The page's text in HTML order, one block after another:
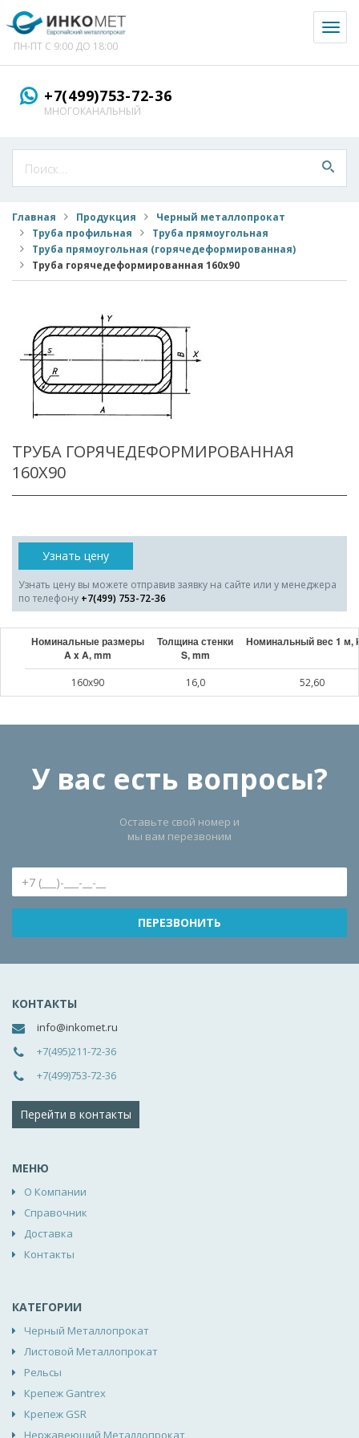
ПН-ПТ С 9:00 ДО 18:00
+7(499)753-72-36
МНОГОКАНАЛЬНЫЙ
Главная Продукция
Черный металлопрокат
Труба профильная
Труба прямоугольная
Труба прямоугольная (горячедеформированная)
Труба горячедеформированная 160x90
ТРУБА ГОРЯЧЕДЕФОРМИРОВАННАЯ
160X90
Узнать цену
Узнать цену вы можете отправив заявку на сайте или у менеджера
по телефону +7(499) 753-72-36
Номинальные размеры
A x A, mm
Толщина стенки
S, mm
Номинальный веc 1 м,
160x90 16,0 52,60
У вас есть вопросы?
Оставьте свой номер и
мы вам перезвоним
КОНТАКТЫ
info@inkomet.ru
+7(495)211-72-36
+7(499)753-72-36
Перейти в контакты
МЕНЮ
О Компании
Справочник
Доставка
Контакты
КАТЕГОРИИ
Черный Металлопрокат
Листовой Металлопрокат
Рельсы
Крепеж Gantrex
Крепеж GSR
Нержавеющий Металлопрокат